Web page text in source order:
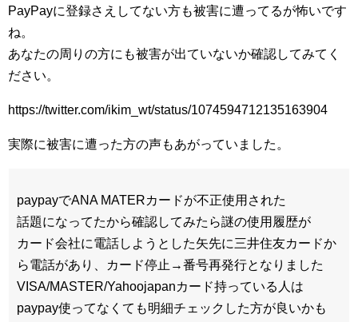
PayPayに登録さえしてない方も被害に遭ってるが怖いです
ね。
あなたの周りの方にも被害が出ていないか確認してみてく
ださい。
https://twitter.com/ikim_wt/status/1074594712135163904
実際に被害に遭った方の声もあがっていました。
paypayでANA MATERカードが不正使用された
話題になってたから確認してみたら謎の使用履歴が
カード会社に電話しようとした矢先に三井住友カードか
ら電話があり、カード停止→番号再発行となりました
VISA/MASTER/Yahoojapanカード持っている人は
paypay使ってなくても明細チェックした方が良いかも